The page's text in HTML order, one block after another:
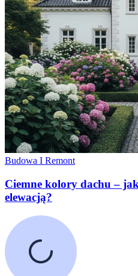
Budowa I Remont
Ciemne kolory dachu –
elewacją?